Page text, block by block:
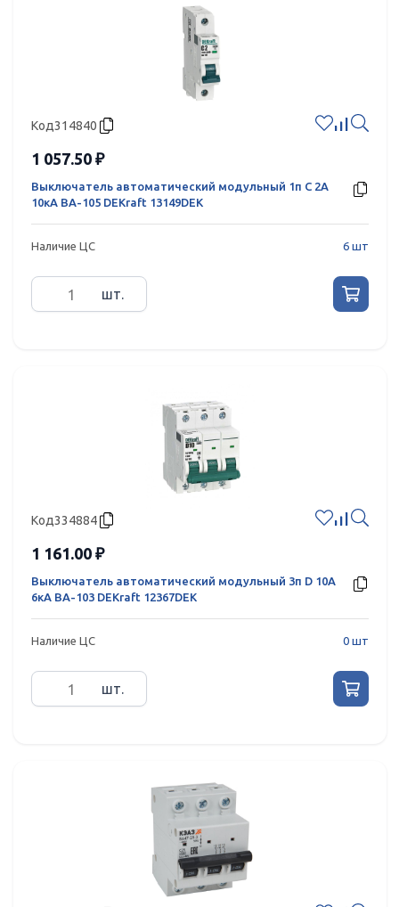
Код314840
1 057.50 ₽
Выключатель автоматический модульный 1п C 2А
10кА ВА-105 DEKraft 13149DEK
Наличие ЦС 6 шт
шт.
Код334884
1 161.00 ₽
Выключатель автоматический модульный 3п D 10А
6кА ВА-103 DEKraft 12367DEK
Наличие ЦС 0 шт
шт.